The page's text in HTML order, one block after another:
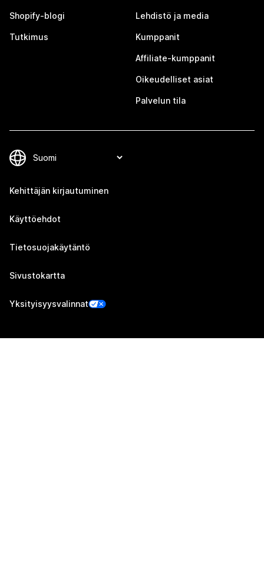
Shopify-blogi
Tutkimus
Lehdistö ja media
Kumppanit
Affiliate-kumppanit
Oikeudelliset asiat
Palvelun tila
Kehittäjän kirjautuminen
Käyttöehdot
Tietosuojakäytäntö
Sivustokartta
Yksityisyysvalinnat